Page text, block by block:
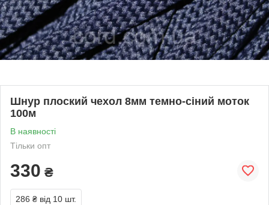
Шнур плоский чехол 8мм темно-сіний моток
100м
В наявності
Тільки опт
330 ₴
286 ₴ від 10 шт.